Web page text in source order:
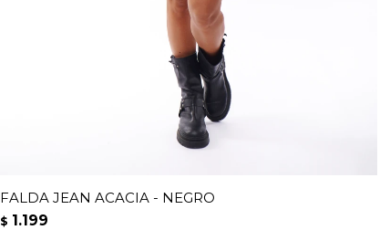
FALDA JEAN ACACIA - NEGRO
$ 1.199